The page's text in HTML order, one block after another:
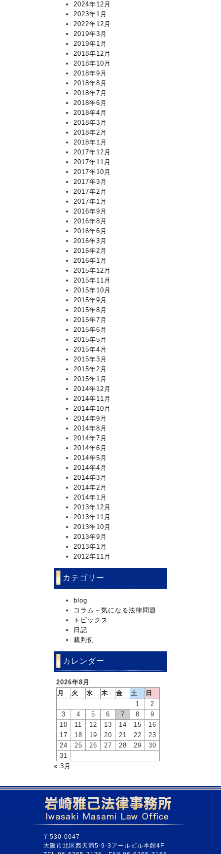
2024年12月
2023年1月
2022年12月
2019年3月
2019年1月
2018年12月
2018年10月
2018年9月
2018年8月
2018年7月
2018年6月
2018年4月
2018年3月
2018年2月
2018年1月
2017年12月
2017年11月
2017年10月
2017年3月
2017年2月
2017年1月
2016年9月
2016年8月
2016年6月
2016年3月
2016年2月
2016年1月
2015年12月
2015年11月
2015年10月
2015年9月
2015年8月
2015年7月
2015年6月
2015年5月
2015年4月
2015年3月
2015年2月
2015年1月
2014年12月
2014年11月
2014年10月
2014年9月
2014年8月
2014年7月
2014年6月
2014年5月
2014年4月
2014年3月
2014年2月
2014年1月
2013年12月
2013年11月
2013年10月
2013年9月
2013年1月
2012年11月
カテゴリー
blog
コラム－気になる法律問題
トピックス
日記
裁判例
カレンダー
2026年8月
月
火 水 木 金 土
日
1
2
3
4 5 6 7 8
9
10
11 12 13 14 15
16
17
18 19 20 21 22
23
24
25 26 27 28 29
30
31
« 3月
〒530-0047
大阪市北区西天満5-9-3アールビル本館4F